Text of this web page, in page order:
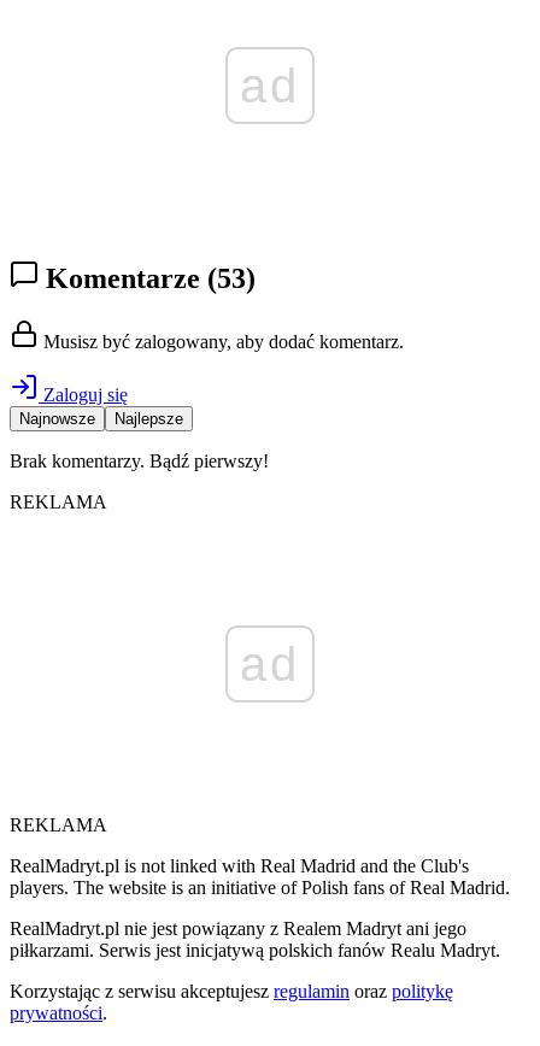
ad
Komentarze (53)
Musisz być zalogowany, aby dodać komentarz.
Zaloguj się
Najnowsze Najlepsze
Brak komentarzy. Bądź pierwszy!
REKLAMA
ad
REKLAMA
RealMadryt.pl is not linked with Real Madrid and the Club's
players. The website is an initiative of Polish fans of Real Madrid.
RealMadryt.pl nie jest powiązany z Realem Madryt ani jego
piłkarzami. Serwis jest inicjatywą polskich fanów Realu Madryt.
Korzystając z serwisu akceptujesz regulamin oraz politykę
prywatności.